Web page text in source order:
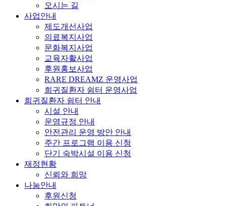
오시는 길
사업안내
제도개선사업
의료복지사업
문화복지사업
교육자활사업
후원홍보사업
RARE DREAMZ 운영사업
희귀질환자 쉼터 운영사업
희귀질환자 쉼터 안내
시설 안내
운영규정 안내
안전관리 운영 방안 안내
주간 프로그램 이용 신청
단기 숙박시설 이용 신청
재정현황
신뢰와 희망
나눔안내
후원신청